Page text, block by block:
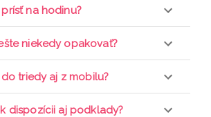
triedy prebieha priamo cez
na hodinu?
nahráva a je k dispozícií po dobu 7
niekedy opakovať?
opakujú, stačí sledovať ponuku
triedy aj z mobilu?
do triedy je možné aj cez mobil,
dispozícii aj podklady?